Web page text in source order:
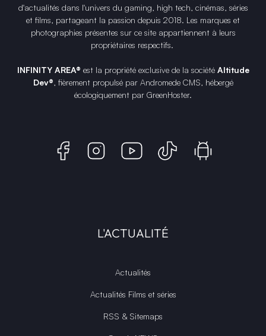
d'actualités dans l'univers du gaming, high tech, cinémas, séries
et films, partageant la passion depuis 2018. Les marques et
photographies présentes sur ce site appartiennent à leurs
propriétaires respectifs.
INFINITY AREA® est la propriété exclusive de la société Altitude
Dev®, fièrement propulsé par Andromede CMS, hébergé
écologiquement par GreenHoster.
L'ACTUALITÉ
Actualités
Actualités Films et séries
RSS & Sitemaps